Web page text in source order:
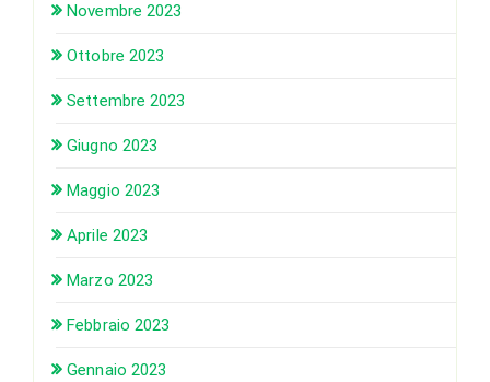
Novembre 2023
Ottobre 2023
Settembre 2023
Giugno 2023
Maggio 2023
Aprile 2023
Marzo 2023
Febbraio 2023
Gennaio 2023